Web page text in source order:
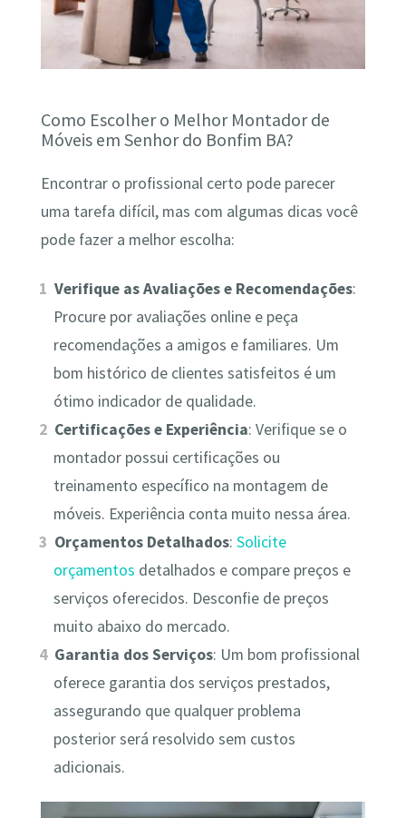
Como Escolher o Melhor Montador de
Móveis em Senhor do Bonfim BA?
Encontrar o profissional certo pode parecer
uma tarefa difícil, mas com algumas dicas você
pode fazer a melhor escolha:
Verifique as Avaliações e Recomendações:
Procure por avaliações online e peça
recomendações a amigos e familiares. Um
bom histórico de clientes satisfeitos é um
ótimo indicador de qualidade.
Certificações e Experiência: Verifique se o
montador possui certificações ou
treinamento específico na montagem de
móveis. Experiência conta muito nessa área.
Orçamentos Detalhados:Solicite
orçamentos detalhados e compare preços e
serviços oferecidos. Desconfie de preços
muito abaixo do mercado.
Garantia dos Serviços: Um bom profissional
oferece garantia dos serviços prestados,
assegurando que qualquer problema
posterior será resolvido sem custos
adicionais.